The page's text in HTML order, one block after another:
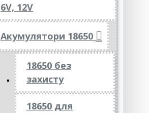
6V, 12V
Акумулятори 18650
18650 без
захисту
18650 для